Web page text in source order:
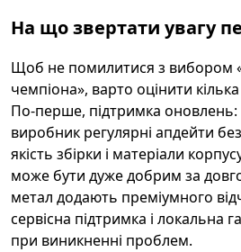
На що звертати увагу
Щоб не помилитися з вибором
чемпіона», варто оцінити
По-перше, підтримка оновлень:
виробник регулярні апдейти
якість збірки і матеріали
може бути дуже добрим за
метал додають преміумного
сервісна підтримка і локальна
при виникненні проблем.